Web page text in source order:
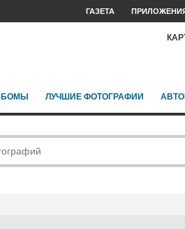
ГАЗЕТА
ЛУЧШИЕ ФОТОГРАФИИ